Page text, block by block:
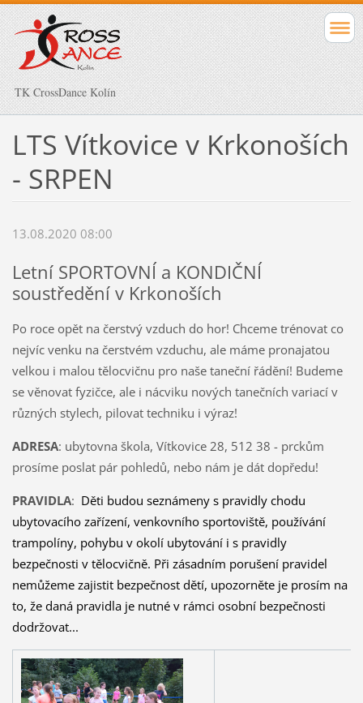
TK CrossDance Kolín
LTS Vítkovice v Krkonoších
- SRPEN
13.08.2020 08:00
Letní SPORTOVNÍ a KONDIČNÍ
soustředění v Krkonoších
Po roce opět na čerstvý vzduch do hor! Chceme trénovat co
nejvíc venku na čerstvém vzduchu, ale máme pronajatou
velkou i malou tělocvičnu pro naše taneční řádění! Budeme
se věnovat fyzičce, ale i nácviku nových tanečních variací v
různých stylech, pilovat techniku i výraz!
ADRESA: ubytovna škola, Vítkovice 28, 512 38 - prckům
prosíme poslat pár pohledů, nebo nám je dát dopředu!
PRAVIDLA: Děti budou seznámeny s pravidly chodu
ubytovacího zařízení, venkovního sportoviště, používání
trampolíny, pohybu v okolí ubytování i s pravidly
bezpečnosti v tělocvičně. Při zásadním porušení pravidel
nemůžeme zajistit bezpečnost dětí, upozorněte je prosím na
to, že daná pravidla je nutné v rámci osobní bezpečnosti
dodržovat...